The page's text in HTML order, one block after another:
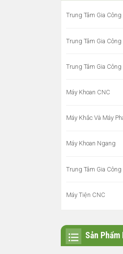
Trung Tâm Gia
Trung Tâm Gia
Trung Tâm Gia Công
Máy Khoan CNC
Máy Khắc Và Máy
Máy Khoan Ngang
Trung Tâm Gia Công
Máy Tiện CNC
Sản Phẩm